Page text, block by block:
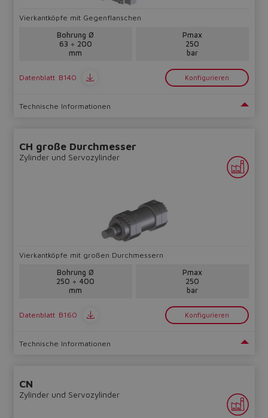
Vierkantköpfe mit Gegenflanschen
Bohrung Ø
63 ÷ 200
mm
Pmax
250
bar
Datenblatt B140 Konfigurieren
Technische Informationen
CH große Durchmesser
Zylinder und Servozylinder
Vierkantköpfe mit großen Durchmessern
Bohrung Ø
250 ÷ 400
mm
Pmax
250
bar
Datenblatt B160 Konfigurieren
Technische Informationen
CN
Zylinder und Servozylinder